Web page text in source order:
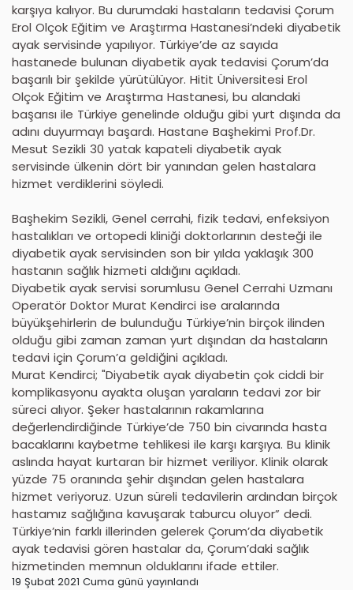
karşıya kalıyor. Bu durumdaki hastaların tedavisi Çorum
Erol Olçok Eğitim ve Araştırma Hastanesi’ndeki diyabetik
ayak servisinde yapılıyor. Türkiye’de az sayıda
hastanede bulunan diyabetik ayak tedavisi Çorum’da
başarılı bir şekilde yürütülüyor. Hitit Üniversitesi Erol
Olçok Eğitim ve Araştırma Hastanesi, bu alandaki
başarısı ile Türkiye genelinde olduğu gibi yurt dışında da
adını duyurmayı başardı. Hastane Başhekimi Prof.Dr.
Mesut Sezikli 30 yatak kapateli diyabetik ayak
servisinde ülkenin dört bir yanından gelen hastalara
hizmet verdiklerini söyledi.
Başhekim Sezikli, Genel cerrahi, fizik tedavi, enfeksiyon
hastalıkları ve ortopedi kliniği doktorlarının desteği ile
diyabetik ayak servisinden son bir yılda yaklaşık 300
hastanın sağlık hizmeti aldığını açıkladı.
Diyabetik ayak servisi sorumlusu Genel Cerrahi Uzmanı
Operatör Doktor Murat Kendirci ise aralarında
büyükşehirlerin de bulunduğu Türkiye’nin birçok ilinden
olduğu gibi zaman zaman yurt dışından da hastaların
tedavi için Çorum’a geldiğini açıkladı.
Murat Kendirci; "Diyabetik ayak diyabetin çok ciddi bir
komplikasyonu ayakta oluşan yaraların tedavi zor bir
süreci alıyor. Şeker hastalarının rakamlarına
değerlendirdiğinde Türkiye’de 750 bin civarında hasta
bacaklarını kaybetme tehlikesi ile karşı karşıya. Bu klinik
aslında hayat kurtaran bir hizmet veriliyor. Klinik olarak
yüzde 75 oranında şehir dışından gelen hastalara
hizmet veriyoruz. Uzun süreli tedavilerin ardından birçok
hastamız sağlığına kavuşarak taburcu oluyor” dedi.
Türkiye’nin farklı illerinden gelerek Çorum’da diyabetik
ayak tedavisi gören hastalar da, Çorum’daki sağlık
hizmetinden memnun olduklarını ifade ettiler.
19 Şubat 2021 Cuma günü yayınlandı